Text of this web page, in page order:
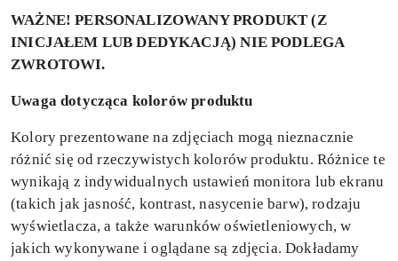
WAŻNE! PERSONALIZOWANY PRODUKT (Z
INICJAŁEM LUB DEDYKACJĄ) NIE PODLEGA
ZWROTOWI.
Uwaga dotycząca kolorów produktu
Kolory prezentowane na zdjęciach mogą nieznacznie
różnić się od rzeczywistych kolorów produktu. Różnice te
wynikają z indywidualnych ustawień monitora lub ekranu
(takich jak jasność, kontrast, nasycenie barw), rodzaju
wyświetlacza, a także warunków oświetleniowych, w
jakich wykonywane i oglądane są zdjęcia. Dokładamy